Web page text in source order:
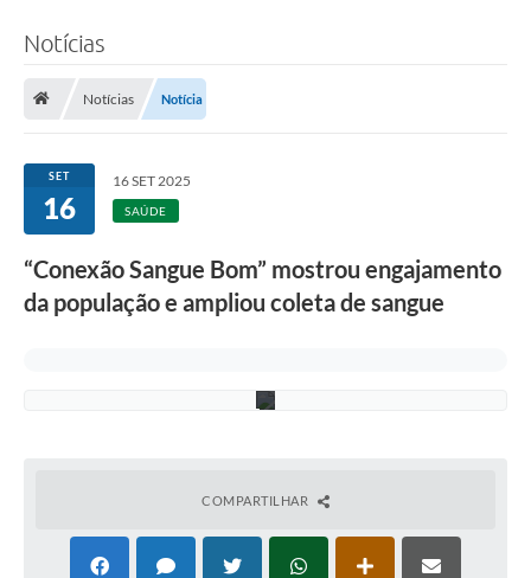
Notícias
Notícias Notícia
SET
16
16 SET 2025
SAÚDE
“Conexão Sangue Bom” mostrou engajamento
da população e ampliou coleta de sangue
l
a
COMPARTILHAR